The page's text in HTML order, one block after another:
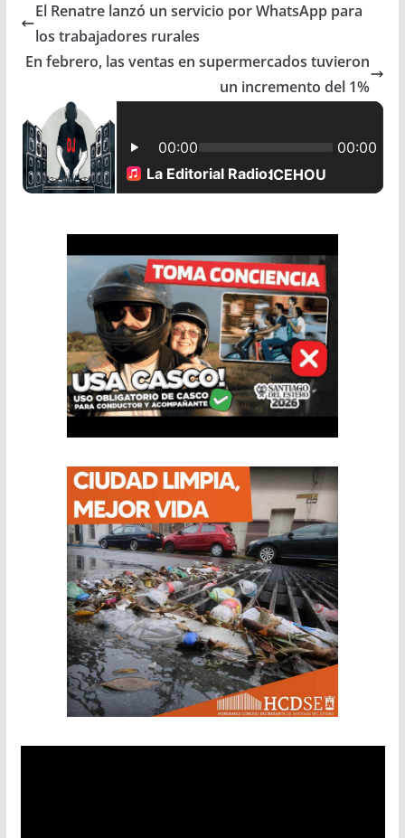
e
o
k
t
i
r
El Renatre lanzó un servicio por WhatsApp para
los trabajadores rurales
En febrero, las ventas en supermercados tuvieron
un incremento del 1%